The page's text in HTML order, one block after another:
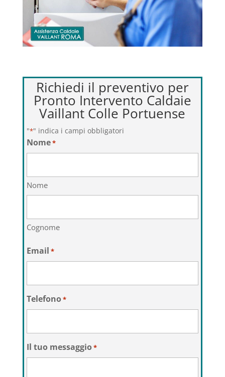
Richiedi il preventivo per
Pronto Intervento Caldaie
Vaillant Colle Portuense
"*" indica i campi obbligatori
Nome*
Nome
Cognome
Email *
Telefono*
Il tuo messaggio*